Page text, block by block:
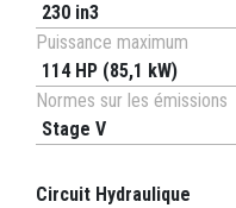
230 in3
Puissance maximum
114 HP (85,1 kW)
Normes sur les émissions
Stage V
Circuit Hydraulique